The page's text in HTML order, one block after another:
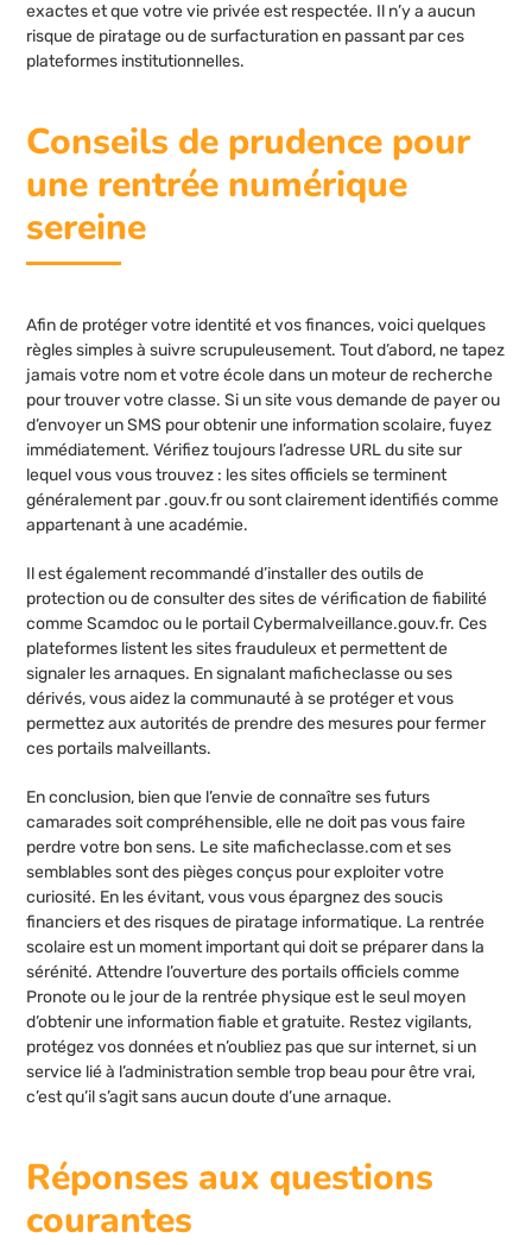
exactes et que votre vie privée est respectée. Il n’y a aucun
risque de piratage ou de surfacturation en passant par ces
plateformes institutionnelles.
Conseils de prudence pour
une rentrée numérique
sereine
Afin de protéger votre identité et vos finances, voici quelques
règles simples à suivre scrupuleusement. Tout d’abord, ne tapez
jamais votre nom et votre école dans un moteur de recherche
pour trouver votre classe. Si un site vous demande de payer ou
d’envoyer un SMS pour obtenir une information scolaire, fuyez
immédiatement. Vérifiez toujours l’adresse URL du site sur
lequel vous vous trouvez : les sites officiels se terminent
généralement par .gouv.fr ou sont clairement identifiés comme
appartenant à une académie.
Il est également recommandé d’installer des outils de
protection ou de consulter des sites de vérification de fiabilité
comme Scamdoc ou le portail Cybermalveillance.gouv.fr. Ces
plateformes listent les sites frauduleux et permettent de
signaler les arnaques. En signalant maficheclasse ou ses
dérivés, vous aidez la communauté à se protéger et vous
permettez aux autorités de prendre des mesures pour fermer
ces portails malveillants.
En conclusion, bien que l’envie de connaître ses futurs
camarades soit compréhensible, elle ne doit pas vous faire
perdre votre bon sens. Le site maficheclasse.com et ses
semblables sont des pièges conçus pour exploiter votre
curiosité. En les évitant, vous vous épargnez des soucis
financiers et des risques de piratage informatique. La rentrée
scolaire est un moment important qui doit se préparer dans la
sérénité. Attendre l’ouverture des portails officiels comme
Pronote ou le jour de la rentrée physique est le seul moyen
d’obtenir une information fiable et gratuite. Restez vigilants,
protégez vos données et n’oubliez pas que sur internet, si un
service lié à l’administration semble trop beau pour être vrai,
c’est qu’il s’agit sans aucun doute d’une arnaque.
Réponses aux questions
courantes